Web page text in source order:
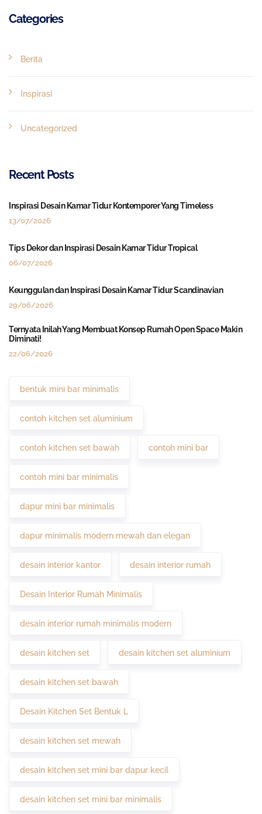
Categories
Berita
Inspirasi
Uncategorized
Recent Posts
Inspirasi Desain Kamar Tidur Kontemporer Yang Timeless
13/07/2026
Tips Dekor dan Inspirasi Desain Kamar Tidur Tropical
06/07/2026
Keunggulan dan Inspirasi Desain Kamar Tidur Scandinavian
29/06/2026
Ternyata Inilah Yang Membuat Konsep Rumah Open Space Makin
Diminati!
22/06/2026
bentuk mini bar minimalis
contoh kitchen set aluminium
contoh kitchen set bawah contoh mini bar
contoh mini bar minimalis
dapur mini bar minimalis
dapur minimalis modern mewah dan elegan
desain interior kantor desain interior rumah
Desain Interior Rumah Minimalis
desain interior rumah minimalis modern
desain kitchen set desain kitchen set aluminium
desain kitchen set bawah
Desain Kitchen Set Bentuk L
desain kitchen set mewah
desain kitchen set mini bar dapur kecil
desain kitchen set mini bar minimalis